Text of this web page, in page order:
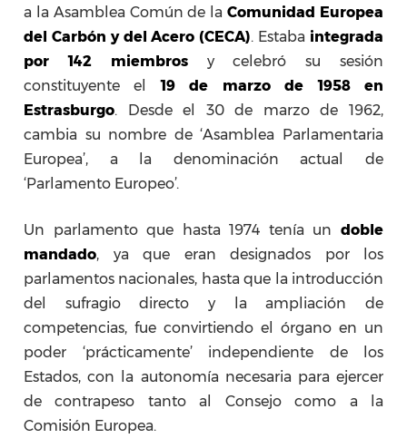
a la Asamblea Común de laComunidad Europea
del Carbón y del Acero (CECA). Estaba integrada
por
142 miembrosy celebró su sesión
constituyente el19 de marzo de 1958 en
Estrasburgo. Desde el 30 de marzo de 1962,
cambia su nombre de ‘Asamblea Parlamentaria
Europea’, a la denominación actual de
‘Parlamento Europeo’.
Un parlamento que hasta 1974 tenía un doble
mandado, ya que eran designados por los
parlamentos nacionales, hasta que la introducción
del sufragio directo y la ampliación de
competencias, fue convirtiendo el órgano en un
poder ‘prácticamente’ independiente de los
Estados, con la autonomía necesaria para ejercer
de contrapeso tanto al Consejo como a la
Comisión Europea.